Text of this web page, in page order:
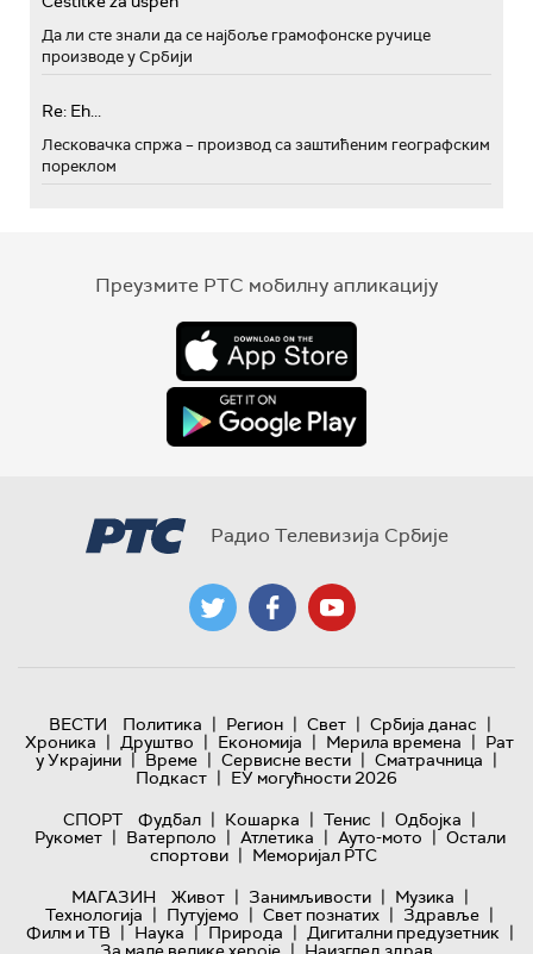
Да ли сте знали да се најбоље грамофонске ручице
производе у Србији
Re: Eh...
Лесковачка спржа – производ са заштићеним географским
пореклом
Преузмите РТС мобилну апликацију
Радио Телевизија Србије
ВЕСТИ Политика | Регион | Свет | Србија данас |
Хроника | Друштво | Економија | Мерила времена | Рат
у Украјини | Време | Сервисне вести | Сматрачница |
Подкаст | ЕУ могућности 2026
СПОРТ
Фудбал | Кошарка | Тенис | Одбојка |
Рукомет | Ватерполо | Атлетика | Ауто-мото | Остали
спортови | Меморијал РТС
МАГАЗИН
Живот | Занимљивости | Музика |
Технологијa | Путујемо | Свет познатих | Здравље |
Филм и ТВ | Наука | Природа | Дигитални предузетник |